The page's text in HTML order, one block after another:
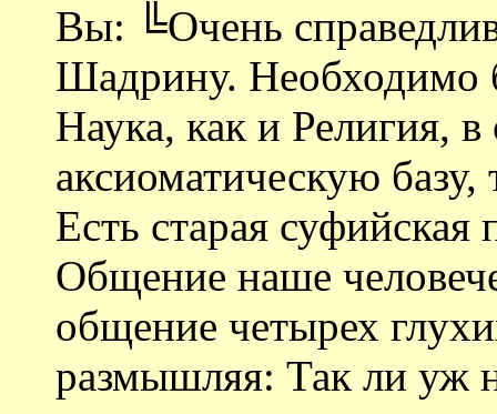
Вы: ╚Очень
Шадрину. Необходимо
Наука, как и Религия,
аксиоматическую
Есть старая
Общение наше
общение четырех
размышляя: Так ли уж